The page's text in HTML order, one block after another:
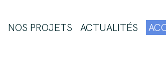
NOS PROJETS ACTUALITÉS